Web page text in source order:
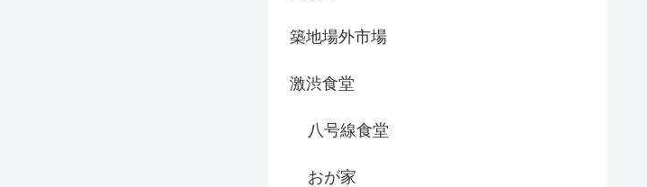
築地場外市場
激渋食堂
八号線食堂
おが家